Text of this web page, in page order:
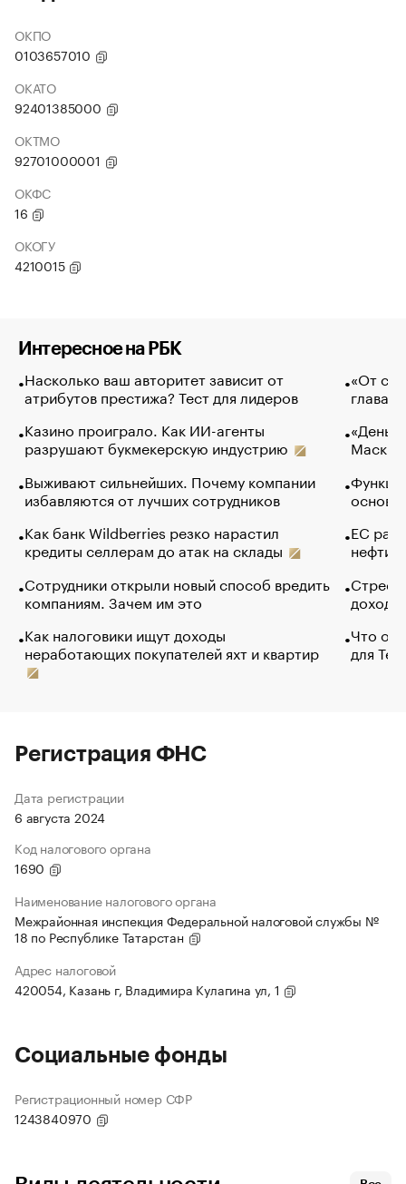
ОКПО
0103657010
ОКАТО
92401385000
ОКТМО
92701000001
ОКФС
16
ОКОГУ
4210015
Интересное на РБК
Насколько ваш авторитет зависит от
атрибутов престижа? Тест для лидеров
Казино проиграло. Как ИИ-агенты
разрушают букмекерскую индустрию
Выживают сильнейших. Почему компании
избавляются от лучших сотрудников
Как банк Wildberries резко нарастил
кредиты селлерам до атак на склады
Сотрудники открыли новый способ вредить
компаниям. Зачем им это
Как налоговики ищут доходы
неработающих покупателей яхт и квартир
«От
глава
Маск в
основ
ЕС
нефти
Что
для
Регистрация ФНС
Дата регистрации
6 августа 2024
Код налогового органа
1690
Наименование налогового органа
Межрайонная инспекция Федеральной налоговой службы №
18 по Республике Татарстан
Адрес налоговой
420054, Казань г, Владимира Кулагина ул, 1
Социальные фонды
Регистрационный номер СФР
1243840970